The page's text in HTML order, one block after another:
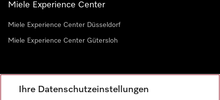
Miele Experience Center
Miele Experience Center Düsseldorf
Miele Experience Center Gütersloh
Ihre Datenschutzeinstellungen